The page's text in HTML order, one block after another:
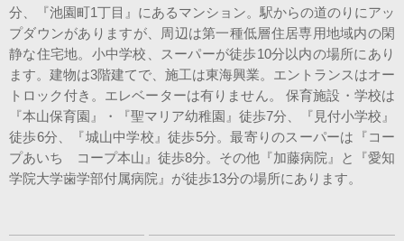
分、『池園町1丁目』にあるマンション。駅からの道のりにアッ
プダウンがありますが、周辺は第一種低層住居専用地域内の閑
静な住宅地。小中学校、スーパーが徒歩10分以内の場所にあり
ます。建物は3階建てで、施工は東海興業。エントランスはオー
トロック付き。エレベーターは有りません。 保育施設・学校は
『本山保育園』・『聖マリア幼稚園』徒歩7分、『見付小学校』
徒歩6分、『城山中学校』徒歩5分。最寄りのスーパーは『コー
プあいち コープ本山』徒歩8分。その他『加藤病院』と『愛知
学院大学歯学部付属病院』が徒歩13分の場所にあります。